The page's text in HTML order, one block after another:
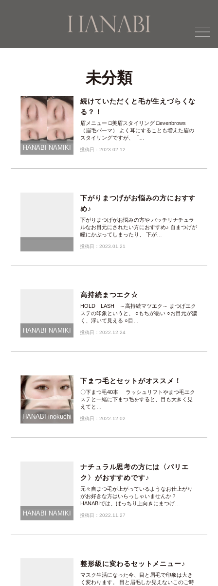
menu
未分類
HANABI NAMIKI
続けていただくと毛が生えづらくな
る？！
眉メニュー □美眉スタイリング □evenbrows
（眉毛パーマ） よく耳にすることも増えた眉の
スタイリングですが、「…
投稿日：2023.02.12
下がりまつげがお悩みの方におすす
め♪
下がりまつげがお悩みの方や パッチリナチュラ
ルなお目元にされたい方におすすめ♪ 自まつげが
瞳にかぶってしまったり、 下が…
投稿日：2023.01.21
HANABI NAMIKI
高持続まつエク☆
HOLD LASH ～高持続マツエク～ まつげエク
ステの印象というと、 ○もちが悪い ○お目元が濃
く、浮いて見える ○目…
投稿日：2022.12.24
HANABI inokuchi
下まつ毛とセットがオススメ！
〇下まつ毛40本 ラッシュリフトやまつ毛エク
ステと一緒に下まつ毛をすると、目も大きく見
えてと…
投稿日：2022.12.02
HANABI NAMIKI
ナチュラル思考の方には〈パリエ
ク〉がおすすめです♪
元々自まつ毛が上がっているようなお仕上がり
がお好きな方はいらっしゃいませんか？
HANABIでは、ぱっちり上向きにまつげ…
投稿日：2022.11.27
整形級に変わるセットメニュー♪
マスク生活になった今、目と眉毛で印象は大き
く変わります。 目と眉毛しか見えないこのご時